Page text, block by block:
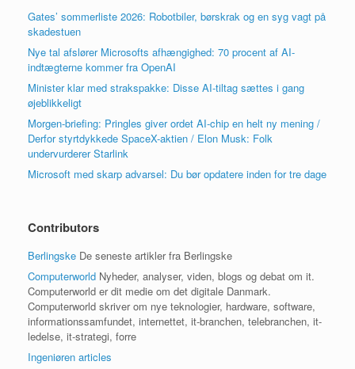
Gates’ sommerliste 2026: Robotbiler, børskrak og en syg vagt på
skadestuen
Nye tal afslører Microsofts afhængighed: 70 procent af AI-
indtægterne kommer fra OpenAI
Minister klar med strakspakke: Disse AI-tiltag sættes i gang
øjeblikkeligt
Morgen-briefing: Pringles giver ordet AI-chip en helt ny mening /
Derfor styrtdykkede SpaceX-aktien / Elon Musk: Folk
undervurderer Starlink
Microsoft med skarp advarsel: Du bør opdatere inden for tre dage
Contributors
Berlingske De seneste artikler fra Berlingske
Computerworld Nyheder, analyser, viden, blogs og debat om it.
Computerworld er dit medie om det digitale Danmark.
Computerworld skriver om nye teknologier, hardware, software,
informationssamfundet, internettet, it-branchen, telebranchen, it-
ledelse, it-strategi, forre
Ingeniøren articles